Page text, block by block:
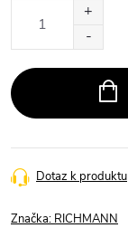
Dotaz k produktu
Značka: RICHMANN